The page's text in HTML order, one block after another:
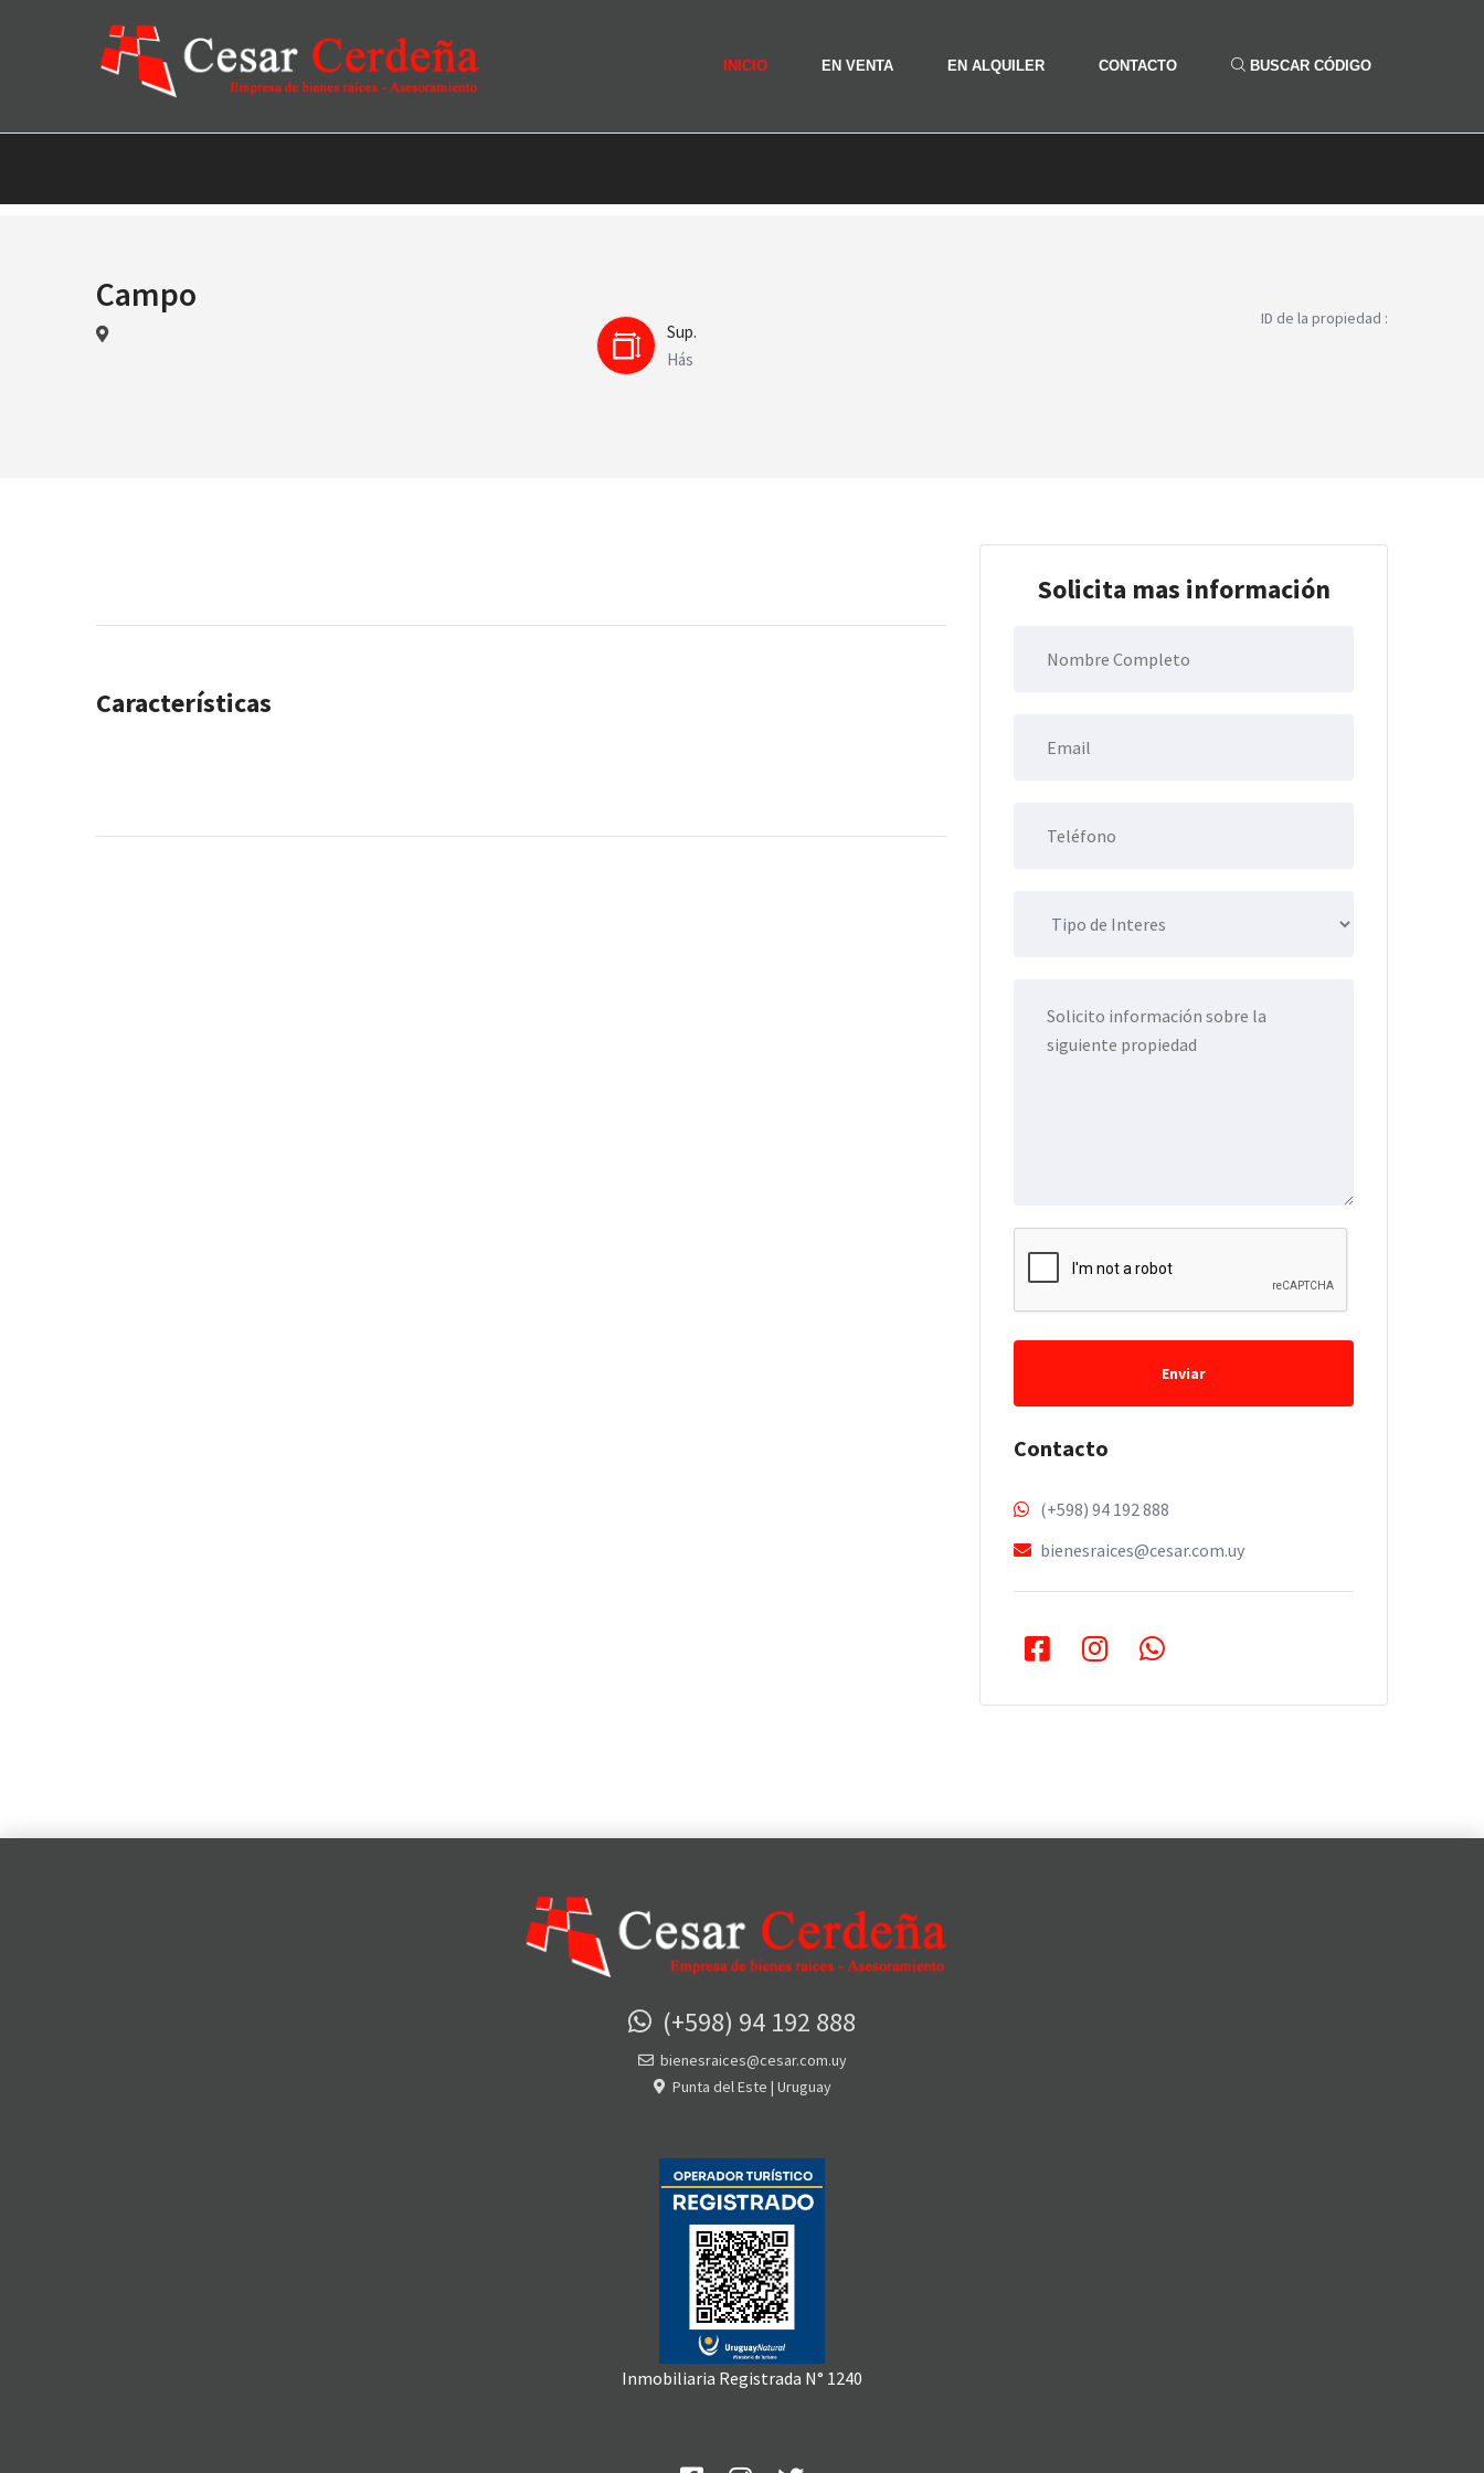
INICIO EN VENTA EN ALQUILER CONTACTO BUSCAR CÓDIGO
Campo
Sup.
Hás
ID de la propiedad :
Características
Solicita mas información
Enviar
Contacto
(+598) 94 192 888
bienesraices@cesar.com.uy
(+598) 94 192 888
bienesraices@cesar.com.uy
Punta del Este | Uruguay
Inmobiliaria Registrada N° 1240